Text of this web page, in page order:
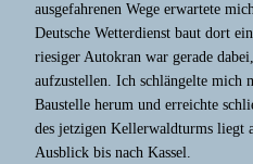
ausgefahrenen Wege erwartete
Deutsche Wetterdienst baut dort
riesiger Autokran war gerade
aufzustellen. Ich schlängelte mich
Baustelle herum und erreichte
des jetzigen Kellerwaldturms liegt
Ausblick bis nach Kassel.